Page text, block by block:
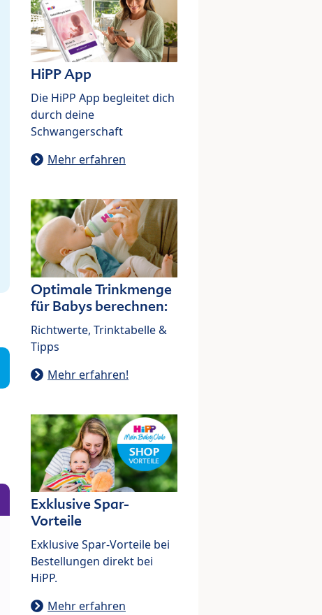
HiPP App
Die HiPP App begleitet dich
durch deine
Schwangerschaft
Mehr erfahren
Optimale Trinkmenge
für Babys berechnen:
Richtwerte, Trinktabelle &
Tipps
Mehr erfahren!
Exklusive Spar-
Vorteile
Exklusive Spar-Vorteile bei
Bestellungen direkt bei
HiPP.
Mehr erfahren